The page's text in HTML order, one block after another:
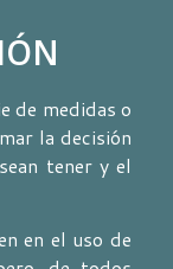
de medidas o
la decisión
tener y el
en el uso de